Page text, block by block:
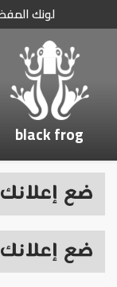
لونك
black frog